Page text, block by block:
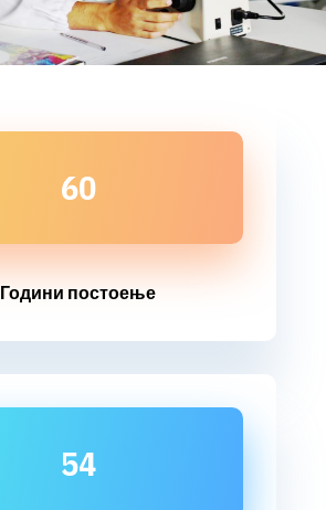
60
Години постоење
54